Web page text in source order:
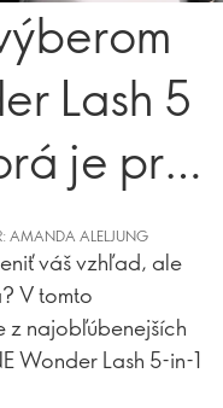
Lash 5
je pre
AMANDA ALELJUNG
váš vzhľad, ale
V tomto
najobľúbenejších
Wonder Lash 5-in-1